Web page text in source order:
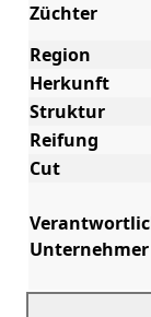
Züchter
Region
Herkunft
Struktur
Reifung
Cut
Unternehmer